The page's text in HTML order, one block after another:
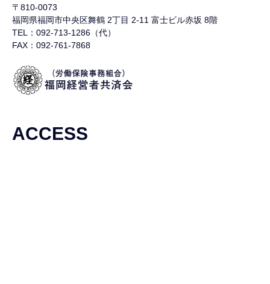
〒810-0073
福岡県福岡市中央区舞鶴 2丁目 2-11 富士ビル赤坂 8階
TEL：092-713-1286（代）
FAX：092-761-7868
ACCESS